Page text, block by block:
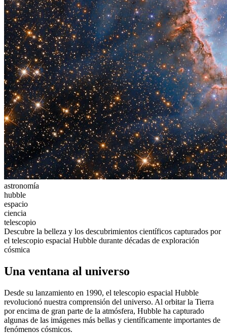
astronomía
hubble
espacio
ciencia
telescopio
Descubre la belleza y los descubrimientos científicos capturados por
el telescopio espacial Hubble durante décadas de exploración
cósmica
Una ventana al universo
Desde su lanzamiento en 1990, el telescopio espacial Hubble
revolucionó nuestra comprensión del universo. Al orbitar la Tierra
por encima de gran parte de la atmósfera, Hubble ha capturado
algunas de las imágenes más bellas y científicamente importantes de
fenómenos cósmicos.